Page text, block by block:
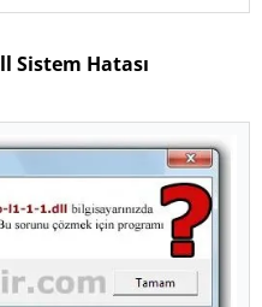
Sistem Hatası